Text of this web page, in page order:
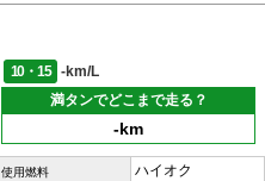
10・15
-km/L
満タンでどこまで走る？
-km
使用燃料
ハイオク